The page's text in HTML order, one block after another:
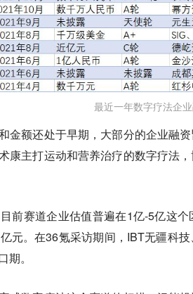
最近一年数字疗法企
金额还处于早期，大部分的企业融
康主打运动和营养治疗的数字疗法
前赛道企业估值普遍在1亿-5亿这
元。在36氪采访期间，IBT无疆科
期。